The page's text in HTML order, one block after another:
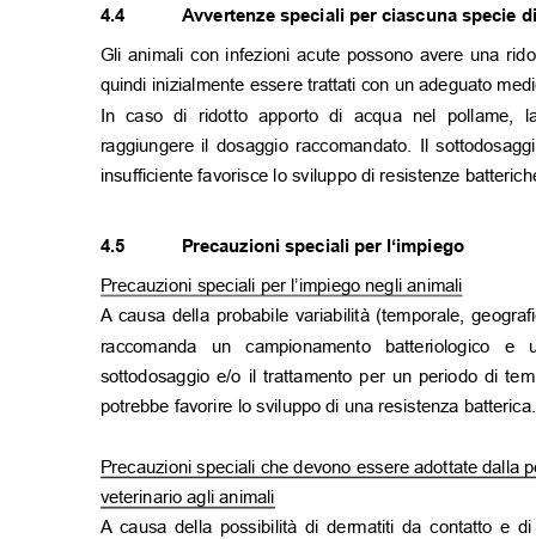
4.4 Avvertenze speciali per ciascuna specie
Gli animali con infezioni acute possono avere una
quindi inizialmente essere trattati con un adeguato
In caso di ridotto apporto di acqua nel
raggiungere il dosaggio raccomandato. Il
insufficiente favorisce lo sviluppo di resistenze
4.5 Precauzioni speciali per l‘impiego
Precauzioni speciali per l’impiego negli animali
A causa della probabile variabilità (temporale,
raccomanda un campionamento
sottodosaggio e/o il trattamento per un periodo di
potrebbe favorire lo sviluppo di una resistenza
Precauzioni speciali che devono essere adottate
veterinario agli animali
A causa della possibilità di dermatiti da contatto e